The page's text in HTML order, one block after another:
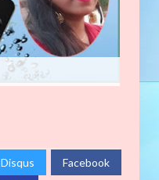
Disqus Facebook